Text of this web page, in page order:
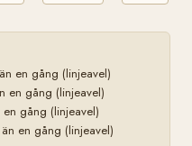
en gång (linjeavel)
en gång (linjeavel)
gång (linjeavel)
en gång (linjeavel)